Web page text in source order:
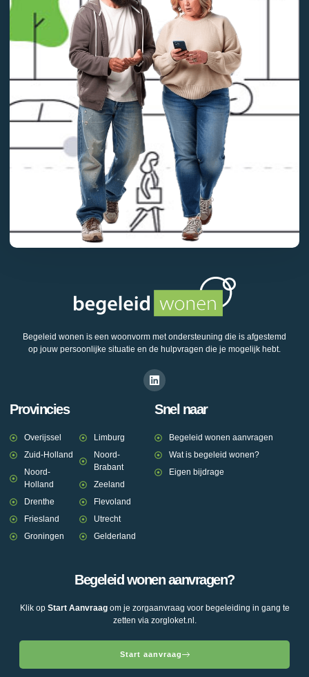
Begeleid wonen is een woonvorm met ondersteuning die is afgestemd
op jouw persoonlijke situatie en de hulpvragen die je mogelijk hebt.
Provincies
Overijssel
Zuid-Holland
Noord-
Holland
Drenthe
Friesland
Groningen
Limburg
Noord-
Brabant
Zeeland
Flevoland
Utrecht
Gelderland
Snel naar
Begeleid wonen aanvragen
Wat is begeleid wonen?
Eigen bijdrage
Begeleid wonen aanvragen?
Klik op Start Aanvraagom je zorgaanvraag voor begeleiding in gang te
zetten via zorgloket.nl.
Start aanvraag